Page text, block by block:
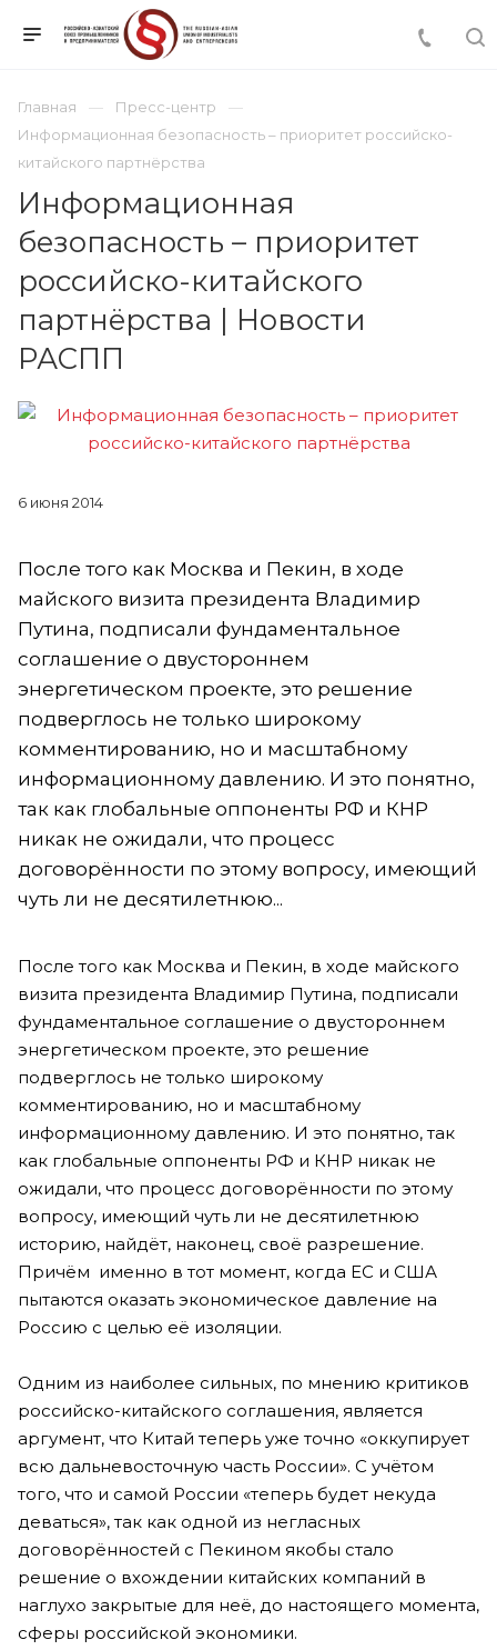
Главная
Пресс-центр
Информационная безопасность – приоритет российско-
китайского партнёрства
Информационная
безопасность – приоритет
российско-китайского
партнёрства | Новости
РАСПП
6 июня 2014
После того как Москва и Пекин, в ходе
майского визита президента Владимир
Путина, подписали фундаментальное
соглашение о двустороннем
энергетическом проекте, это решение
подверглось не только широкому
комментированию, но и масштабному
информационному давлению. И это понятно,
так как глобальные оппоненты РФ и КНР
никак не ожидали, что процесс
договорённости по этому вопросу, имеющий
чуть ли не десятилетнюю...
После того как Москва и Пекин, в ходе майского
визита президента Владимир Путина, подписали
фундаментальное соглашение о двустороннем
энергетическом проекте, это решение
подверглось не только широкому
комментированию, но и масштабному
информационному давлению. И это понятно, так
как глобальные оппоненты РФ и КНР никак не
ожидали, что процесс договорённости по этому
вопросу, имеющий чуть ли не десятилетнюю
историю, найдёт, наконец, своё разрешение.
Причём именно в тот момент, когда ЕС и США
пытаются оказать экономическое давление на
Россию с целью её изоляции.
Одним из наиболее сильных, по мнению критиков
российско-китайского соглашения, является
аргумент, что Китай теперь уже точно «оккупирует
всю дальневосточную часть России». С учётом
того, что и самой России «теперь будет некуда
деваться», так как одной из негласных
договорённостей с Пекином якобы стало
решение о вхождении китайских компаний в
наглухо закрытые для неё, до настоящего момента,
сферы российской экономики.